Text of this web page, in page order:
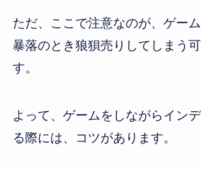
ただ、ここで注意なのが、ゲー
暴落のとき狼狽売りしてしまう
す。
よって、ゲームをしながらイン
る際には、コツがあります。